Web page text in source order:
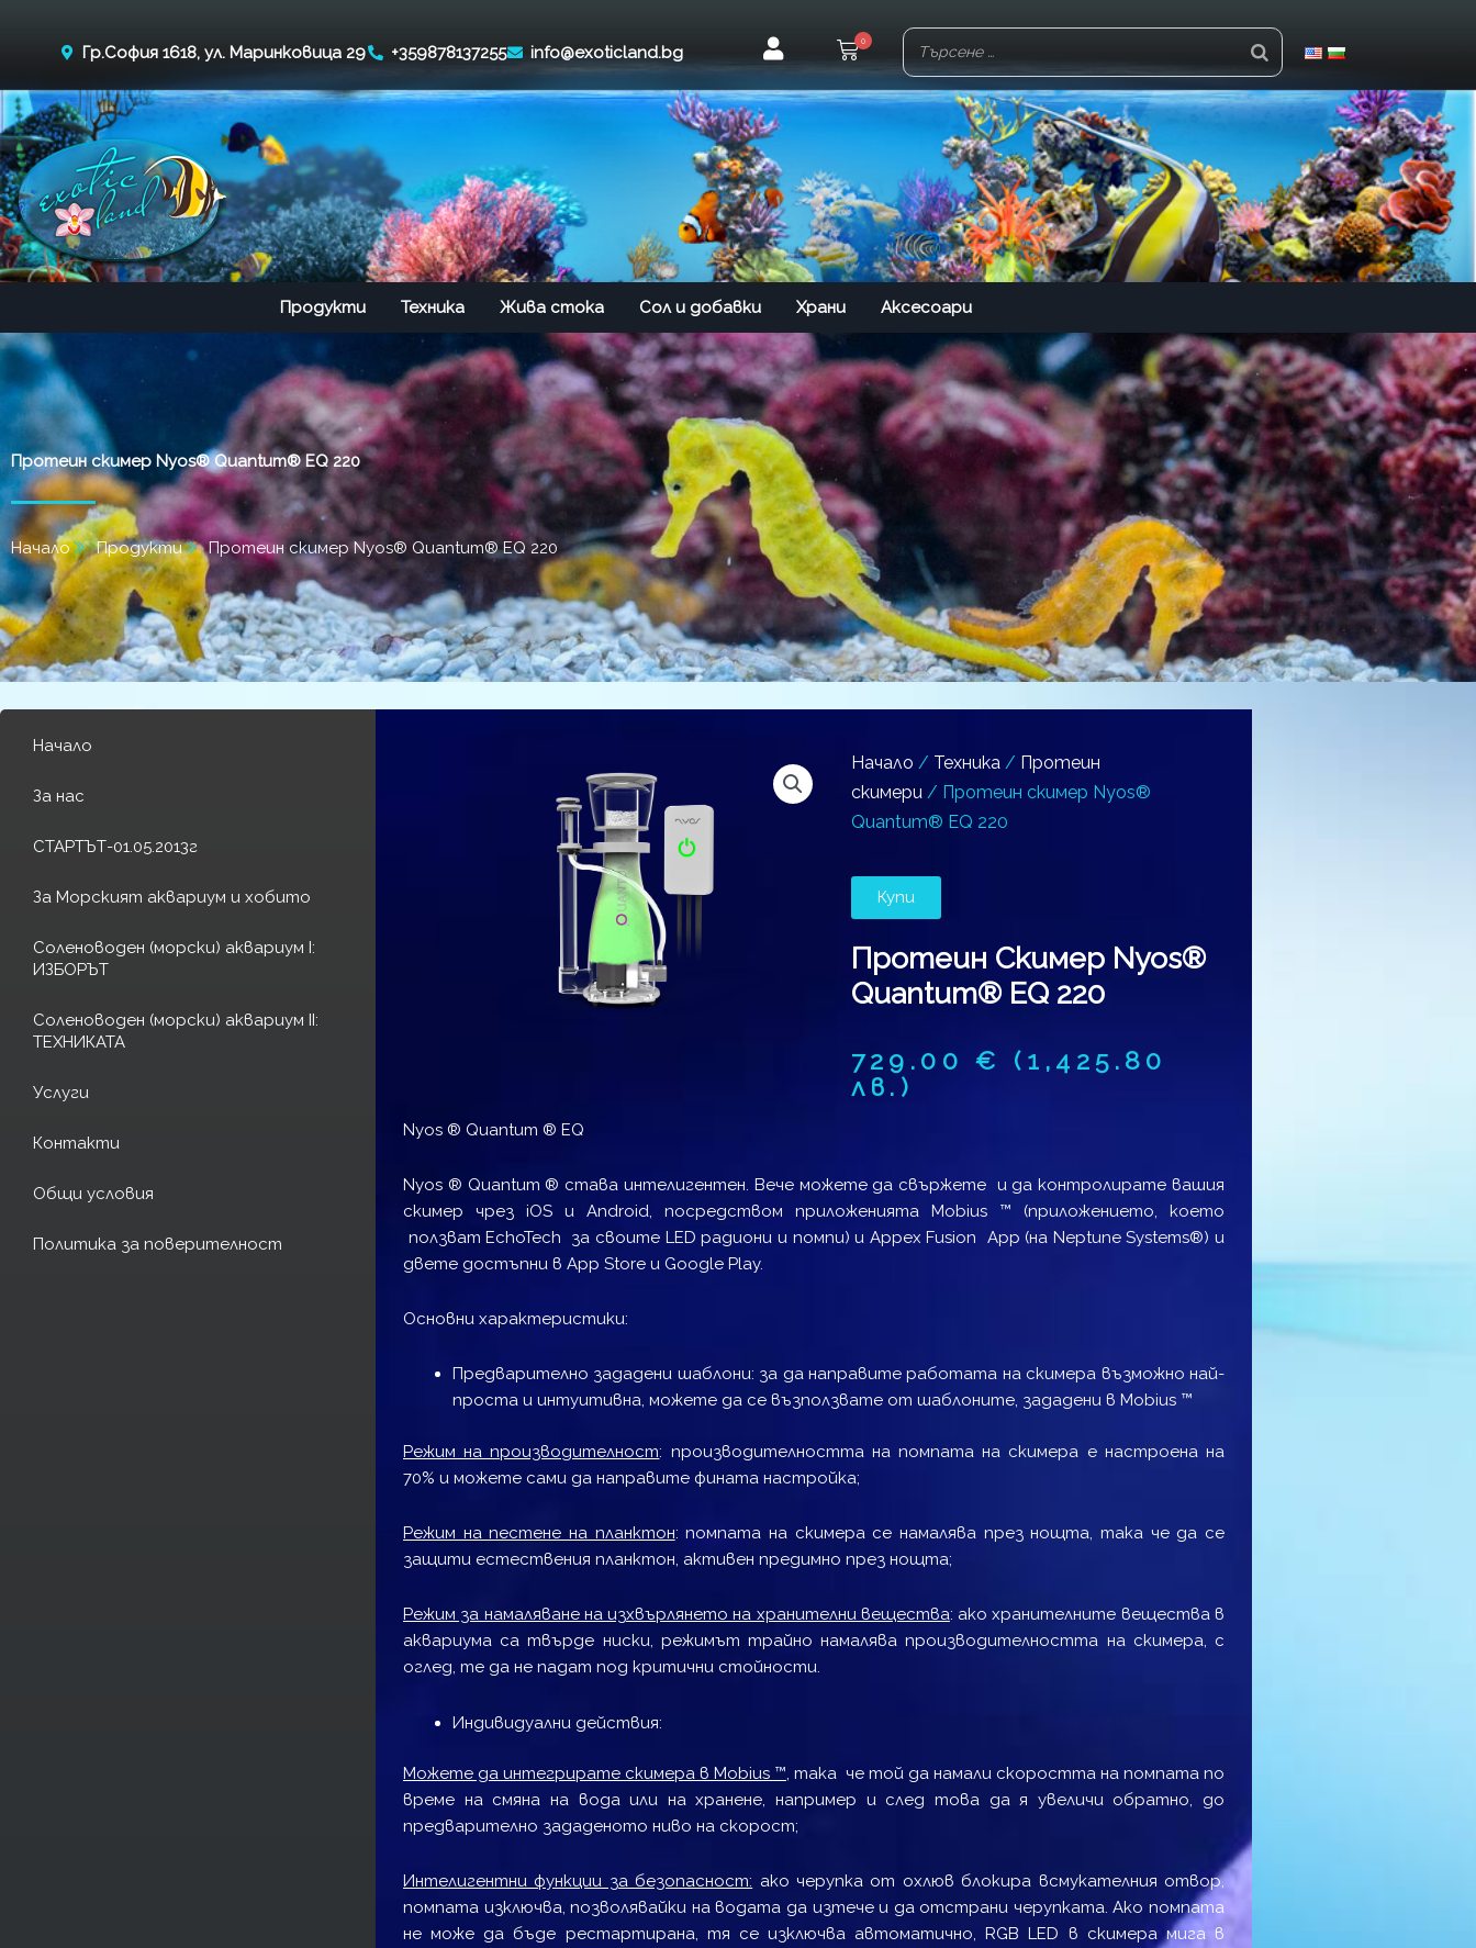
Гр.София 1618, ул. Маринковица 29 +359878137255 info@exoticland.bg
0
Продукти Техника Жива стока Сол и добавки Храни Аксесоари
Протеин скимер Nyos® Quantum® EQ 220
Начало Продукти Протеин скимер Nyos® Quantum® EQ 220
Начало
За нас
СТАРТЪТ-01.05.2013г
За Морският аквариум и хобито
Соленоводен (морски) аквариум I:
ИЗБОРЪТ
Соленоводен (морски) аквариум II:
ТЕХНИКАТА
Услуги
Контакти
Общи условия
Политика за поверителност
Начало / Техника / Протеин
скимери / Протеин скимер Nyos®
Quantum® EQ 220
Купи
Протеин Скимер Nyos®
Quantum® EQ 220
729.00€
(1,425.80
лв.)
Nyos ® Quantum ® EQ
Nyos ® Quantum ® става интелигентен. Вече можете да свържете и да контролирате вашия
скимер чрез iOS и Android, посредством приложенията Mobius ™ (приложението, което
ползват EchoTech за своите LED радиони и помпи) и Appex Fusion App (на Neptune Systems®) и
двете достъпни в App Store и Google Play.
Основни характеристики:
Предварително зададени шаблони: за да направите работата на скимера възможно най-
проста и интуитивна, можете да се възползвате от шаблоните, зададени в Mobius ™
Режим на производителност: производителността на помпата на скимера е настроена на
70% и можете сами да направите фината настройка;
Режим на пестене на планктон: помпата на скимера се намалява през нощта, така че да се
защити естествения планктон, активен предимно през нощта;
Режим за намаляване на изхвърлянето на хранителни вещества: ако хранителните вещества в
аквариума са твърде ниски, режимът трайно намалява производителността на скимера, с
оглед, те да не падат под критични стойности.
Индивидуални действия:
Можете да интегрирате скимера в Mobius ™, така че той да намали скоростта на помпата по
време на смяна на вода или на хранене, например и след това да я увеличи обратно, до
предварително зададеното ниво на скорост;
Интелигентни функции за безопасност: ако черупка от охлюв блокира всмукателния отвор,
помпата изключва, позволявайки на водата да изтече и да отстрани черупката. Ако помпата
не може да бъде рестартирана, тя се изключва автоматично, RGB LED в скимера мига в